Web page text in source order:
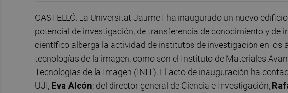
CASTELLÓ. La Universitat Jaume I ha inaugurado un nuevo
potencial de investigación, de transferencia de conocimiento y de
científico alberga la actividad de institutos de investigación en los
tecnologías de la imagen, como son el Instituto de Materiales
Tecnologías de la Imagen (INIT). El acto de inauguración ha
UJI, Eva Alcón; del director general de Ciencia e Investigación,